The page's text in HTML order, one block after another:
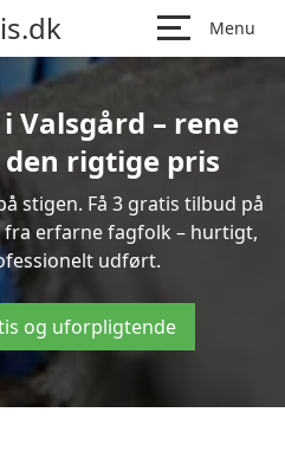
Menu
Valsgård – rene
rigtige pris
stigen. Få 3 gratis tilbud på
erfarne fagfolk – hurtigt,
udført.
og uforpligtende